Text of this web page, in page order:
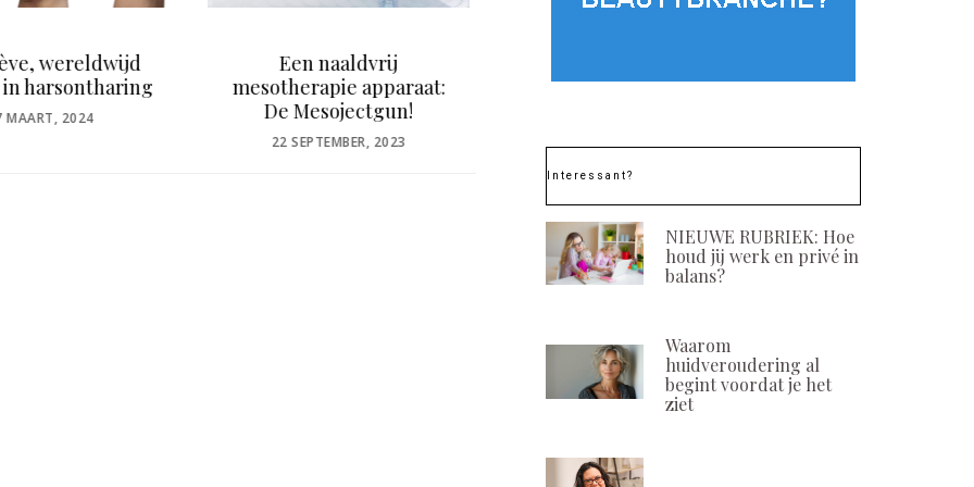
naaldvrij
apparaat:
Mesojectgun!
Wellsystem
POSTED
ON
25 APRIL, 2024
Murad
Interessant?
NIEUWE RUBRIEK: Hoe
houd jij werk en privé in
balans?
Waarom
huidveroudering al
begint voordat je het
ziet